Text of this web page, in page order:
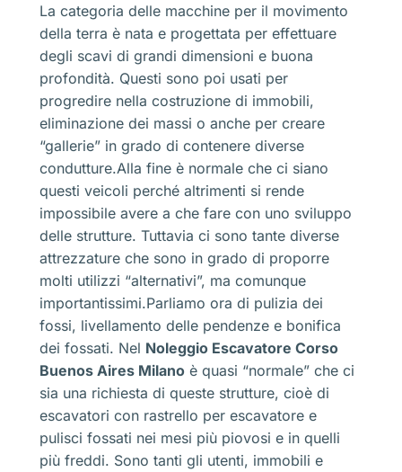
La categoria delle macchine per il movimento
della terra è nata e progettata per effettuare
degli scavi di grandi dimensioni e buona
profondità. Questi sono poi usati per
progredire nella costruzione di immobili,
eliminazione dei massi o anche per creare
“gallerie” in grado di contenere diverse
condutture.Alla fine è normale che ci siano
questi veicoli perché altrimenti si rende
impossibile avere a che fare con uno sviluppo
delle strutture. Tuttavia ci sono tante diverse
attrezzature che sono in grado di proporre
molti utilizzi “alternativi”, ma comunque
importantissimi.Parliamo ora di pulizia dei
fossi, livellamento delle pendenze e bonifica
dei fossati. Nel Noleggio Escavatore Corso
Buenos Aires Milano è quasi “normale” che ci
sia una richiesta di queste strutture, cioè di
escavatori con rastrello per escavatore e
pulisci fossati nei mesi più piovosi e in quelli
più freddi. Sono tanti gli utenti, immobili e